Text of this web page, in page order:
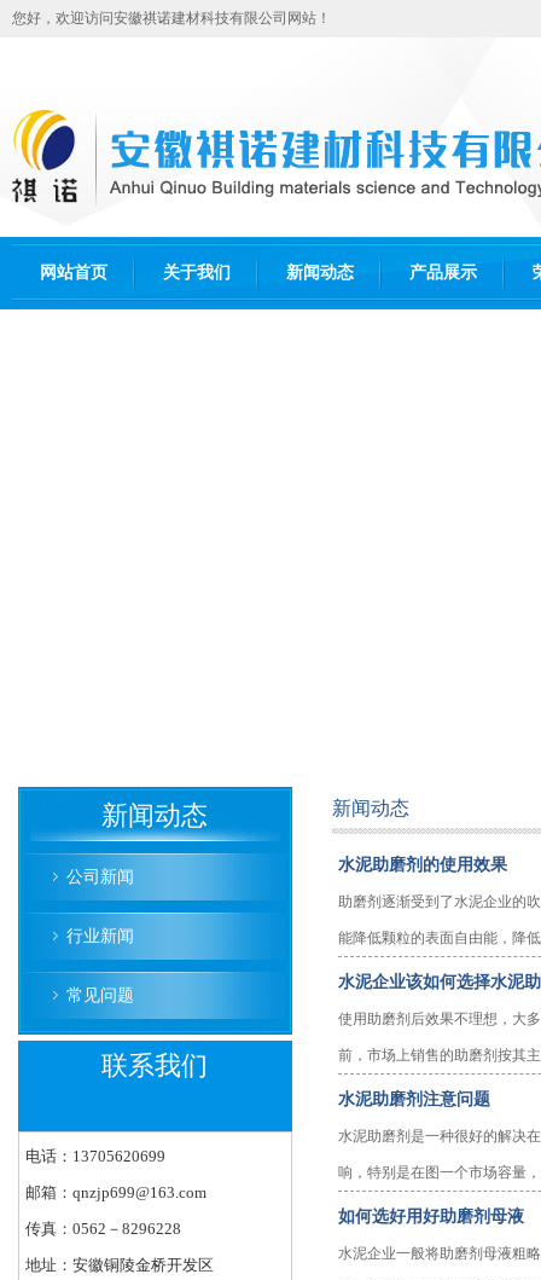
您好，欢迎访问安徽祺诺建材科技有限公司网站！
网站首页 关于我们 新闻动态 产品展示
新闻动态
公司新闻
行业新闻
常见问题
联系我们
电话：13705620699
邮箱：qnzjp699@163.com
传真：0562－8296228
地址：安徽铜陵金桥开发区
新闻动态
水泥助磨剂的使用效果
助磨剂逐渐受到了水泥企业的
能降低颗粒的表面自由能，降
水泥企业该如何选择水泥
使用助磨剂后效果不理想，大
前，市场上销售的助磨剂按其
水泥助磨剂注意问题
水泥助磨剂是一种很好的解决
响，特别是在图一个市场容量
如何选好用好助磨剂母液
水泥企业一般将助磨剂母液粗